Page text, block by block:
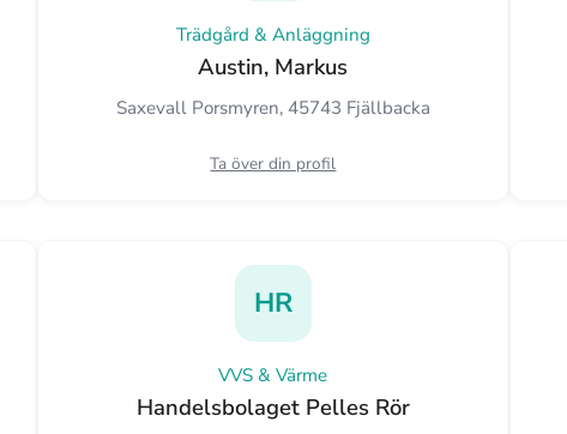
Trädgård & Anläggning
Austin, Markus
Saxevall Porsmyren, 45743 Fjällbacka
Ta över din profil
HR
VVS & Värme
Handelsbolaget Pelles Rör